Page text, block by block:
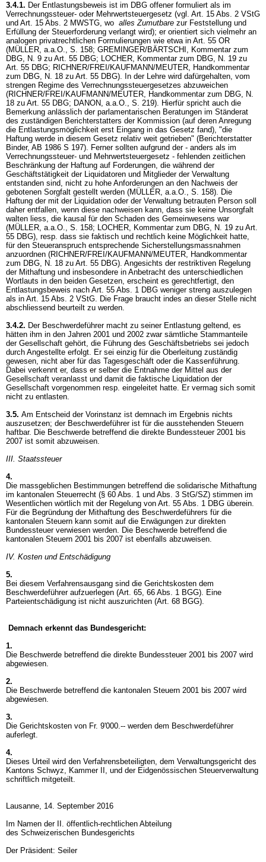
3.4.1. Der Entlastungsbeweis ist im DBG offener formuliert als im
Verrechnungssteuer- oder Mehrwertsteuergesetz (vgl. Art. 15 Abs. 2 VStG
und Art. 15 Abs. 2 MWSTG, wo alles Zumutbare zur Feststellung und
Erfüllung der Steuerforderung verlangt wird); er orientiert sich vielmehr an
analogen privatrechtlichen Formulierungen wie etwa in Art. 55 OR
(MÜLLER, a.a.O., S. 158; GREMINGER/BÄRTSCHI, Kommentar zum
DBG, N. 9 zu Art. 55 DBG; LOCHER, Kommentar zum DBG, N. 19 zu
Art. 55 DBG; RICHNER/FREI/KAUFMANN/MEUTER, Handkommentar
zum DBG, N. 18 zu Art. 55 DBG). In der Lehre wird dafürgehalten, vom
strengen Regime des Verrechnungssteuergesetzes abzuweichen
(RICHNER/FREI/KAUFMANN/MEUTER, Handkommentar zum DBG, N.
18 zu Art. 55 DBG; DANON, a.a.O., S. 219). Hierfür spricht auch die
Bemerkung anlässlich der parlamentarischen Beratungen im Ständerat
des zuständigen Berichterstatters der Kommission (auf deren Anregung
die Entlastungsmöglichkeit erst Eingang in das Gesetz fand), "die
Haftung werde in diesem Gesetz relativ weit getrieben" (Berichterstatter
Binder, AB 1986 S 197). Ferner sollten aufgrund der - anders als im
Verrechnungssteuer- und Mehrwertsteuergesetz - fehlenden zeitlichen
Beschränkung der Haftung auf Forderungen, die während der
Geschäftstätigkeit der Liquidatoren und Mitglieder der Verwaltung
entstanden sind, nicht zu hohe Anforderungen an den Nachweis der
gebotenen Sorgfalt gestellt werden (MÜLLER, a.a.O., S. 158). Die
Haftung der mit der Liquidation oder der Verwaltung betrauten Person soll
daher entfallen, wenn diese nachweisen kann, dass sie keine Unsorgfalt
walten liess, die kausal für den Schaden des Gemeinwesens war
(MÜLLER, a.a.O., S. 158; LOCHER, Kommentar zum DBG, N. 19 zu Art.
55 DBG), resp. dass sie faktisch und rechtlich keine Möglichkeit hatte,
für den Steueranspruch entsprechende Sicherstellungsmassnahmen
anzuordnen (RICHNER/FREI/KAUFMANN/MEUTER, Handkommentar
zum DBG, N. 18 zu Art. 55 DBG). Angesichts der restriktiven Regelung
der Mithaftung und insbesondere in Anbetracht des unterschiedlichen
Wortlauts in den beiden Gesetzen, erscheint es gerechtfertigt, den
Entlastungsbeweis nach Art. 55 Abs. 1 DBG weniger streng auszulegen
als in Art. 15 Abs. 2 VStG. Die Frage braucht indes an dieser Stelle nicht
abschliessend beurteilt zu werden.
3.4.2. Der Beschwerdeführer macht zu seiner Entlastung geltend, es
hätten ihm in den Jahren 2001 und 2002 zwar sämtliche Stammanteile
der Gesellschaft gehört, die Führung des Geschäftsbetriebs sei jedoch
durch Angestellte erfolgt. Er sei einzig für die Oberleitung zuständig
gewesen, nicht aber für das Tagesgeschäft oder die Kassenführung.
Dabei verkennt er, dass er selber die Entnahme der Mittel aus der
Gesellschaft veranlasst und damit die faktische Liquidation der
Gesellschaft vorgenommen resp. eingeleitet hatte. Er vermag sich somit
nicht zu entlasten.
3.5. Am Entscheid der Vorinstanz ist demnach im Ergebnis nichts
auszusetzen; der Beschwerdeführer ist für die ausstehenden Steuern
haftbar. Die Beschwerde betreffend die direkte Bundessteuer 2001 bis
2007 ist somit abzuweisen.
III. Staatssteuer
4.
Die massgeblichen Bestimmungen betreffend die solidarische Mithaftung
im kantonalen Steuerrecht (§ 60 Abs. 1 und Abs. 3 StG/SZ) stimmen im
Wesentlichen wörtlich mit der Regelung von Art. 55 Abs. 1 DBG überein.
Für die Begründung der Mithaftung des Beschwerdeführers für die
kantonalen Steuern kann somit auf die Erwägungen zur direkten
Bundessteuer verwiesen werden. Die Beschwerde betreffend die
kantonalen Steuern 2001 bis 2007 ist ebenfalls abzuweisen.
IV. Kosten und Entschädigung
5.
Bei diesem Verfahrensausgang sind die Gerichtskosten dem
Beschwerdeführer aufzuerlegen (Art. 65, 66 Abs. 1 BGG). Eine
Parteientschädigung ist nicht auszurichten (Art. 68 BGG).
Demnach erkennt das Bundesgericht:
1.
Die Beschwerde betreffend die direkte Bundessteuer 2001 bis 2007 wird
abgewiesen.
2.
Die Beschwerde betreffend die kantonalen Steuern 2001 bis 2007 wird
abgewiesen.
3.
Die Gerichtskosten von Fr. 9'000.-- werden dem Beschwerdeführer
auferlegt.
4.
Dieses Urteil wird den Verfahrensbeteiligten, dem Verwaltungsgericht des
Kantons Schwyz, Kammer II, und der Eidgenössischen Steuerverwaltung
schriftlich mitgeteilt.
Lausanne, 14. September 2016
Im Namen der II. öffentlich-rechtlichen Abteilung
des Schweizerischen Bundesgerichts
Der Präsident: Seiler